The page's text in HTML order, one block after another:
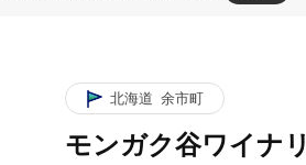
北海道 余市町
モンガク谷ワイナ